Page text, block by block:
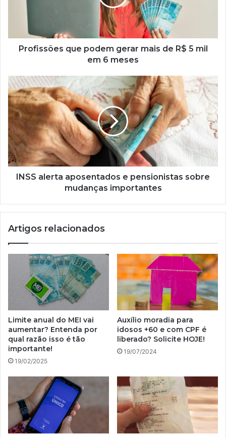
mil
Profissões que podem gerar mais de R$ 5 mil
em 6 meses
INSS
alerta
aposentados
e
pensionistas
sobre
mudanças
importantes
INSS alerta aposentados e pensionistas sobre
mudanças importantes
Artigos relacionados
Limite anual do MEI vai
aumentar? Entenda por
qual razão isso é tão
importante!
19/02/2025
Auxílio moradia para
idosos +60 e com CPF é
liberado? Solicite HOJE!
19/07/2024